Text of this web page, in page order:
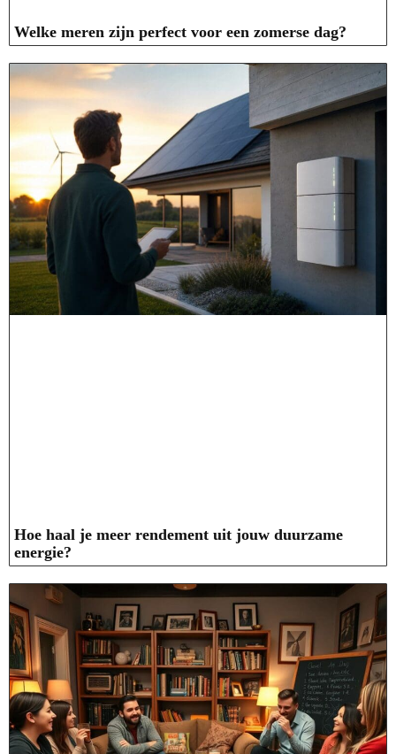
Welke meren zijn perfect voor een zomerse dag?
Hoe haal je meer rendement uit jouw duurzame
energie?